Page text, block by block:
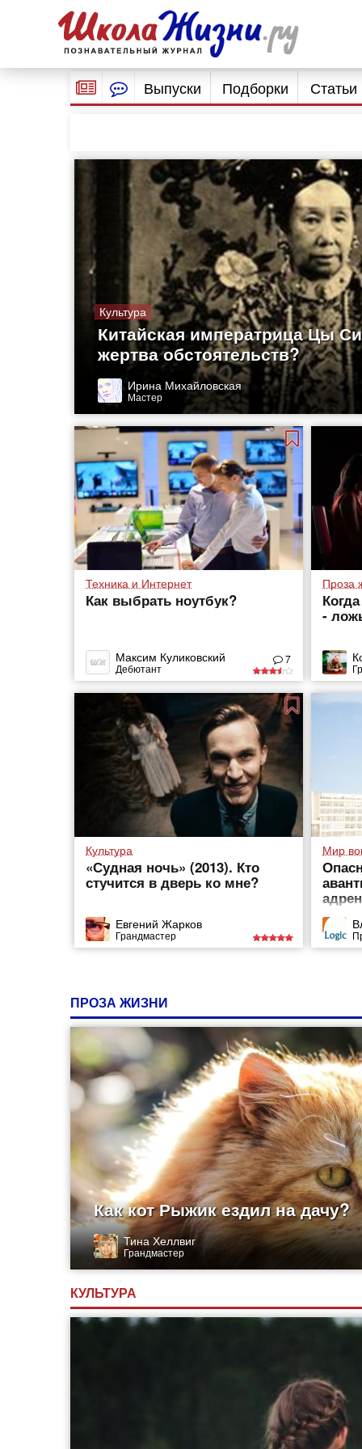
Выпуски Подборки Статьи
Культура
Китайская императрица Цы
жертва обстоятельств?
Ирина Михайловская
Мастер
Техника и Интернет
Как выбрать ноутбук?
Максим Куликовский
Дебютант
7
Проза
-
Культура
«Судная ночь» (2013). Кто
стучится в дверь ко мне?
Евгений Жарков
Грандмастер
Мир
ПРОЗА ЖИЗНИ
Как кот Рыжик ездил на дачу?
Тина Хеллвиг
Грандмастер
КУЛЬТУРА